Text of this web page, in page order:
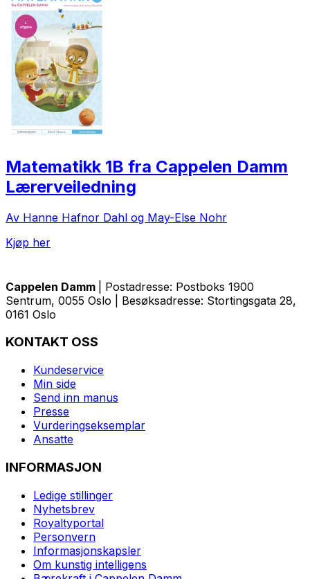
Matematikk 1B fra Cappelen Damm
Lærerveiledning
Av Hanne Hafnor Dahl og May-Else Nohr
Kjøp her
Cappelen Damm
| Postadresse: Postboks 1900
Sentrum, 0055 Oslo | Besøksadresse: Stortingsgata 28,
0161 Oslo
KONTAKT OSS
Kundeservice
Min side
Send inn manus
Presse
Vurderingseksemplar
Ansatte
INFORMASJON
Ledige stillinger
Nyhetsbrev
Royaltyportal
Personvern
Informasjonskapsler
Om kunstig intelligens